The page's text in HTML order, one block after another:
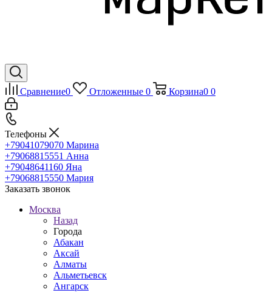
Сравнение0 Отложенные 0 Корзина0 0
Телефоны
+79041079070 Марина
+79068815551 Анна
+79048641160 Яна
+79068815550 Мария
Заказать звонок
Москва
Назад
Города
Абакан
Аксай
Алматы
Альметьевск
Ангарск